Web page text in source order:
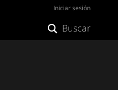
Iniciar sesión
Buscar